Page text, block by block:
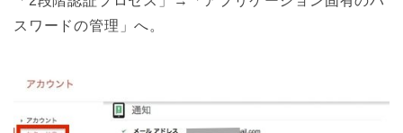
スワードの管理」へ。